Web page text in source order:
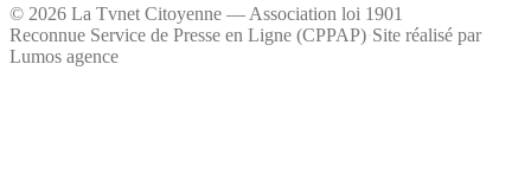
© 2026 La Tvnet Citoyenne — Association loi 1901
Reconnue Service de Presse en Ligne (CPPAP)·Site réalisé par
Lumos agence